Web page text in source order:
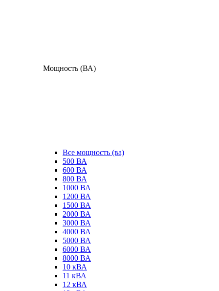
Мощность (ВА)
Все мощность (ва)
500 ВА
600 ВА
800 ВА
1000 ВА
1200 ВА
1500 ВА
2000 ВА
3000 ВА
4000 ВА
5000 ВА
6000 ВА
8000 ВА
10 кВА
11 кВА
12 кВА